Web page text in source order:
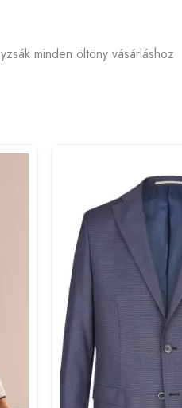
minden öltöny vásárláshoz